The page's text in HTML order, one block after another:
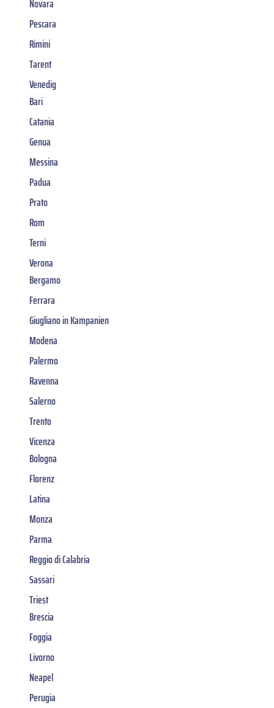
Novara
Pescara
Rimini
Tarent
Venedig
Bari
Catania
Genua
Messina
Padua
Prato
Rom
Terni
Verona
Bergamo
Ferrara
Giugliano in Kampanien
Modena
Palermo
Ravenna
Salerno
Trento
Vicenza
Bologna
Florenz
Latina
Monza
Parma
Reggio di Calabria
Sassari
Triest
Brescia
Foggia
Livorno
Neapel
Perugia